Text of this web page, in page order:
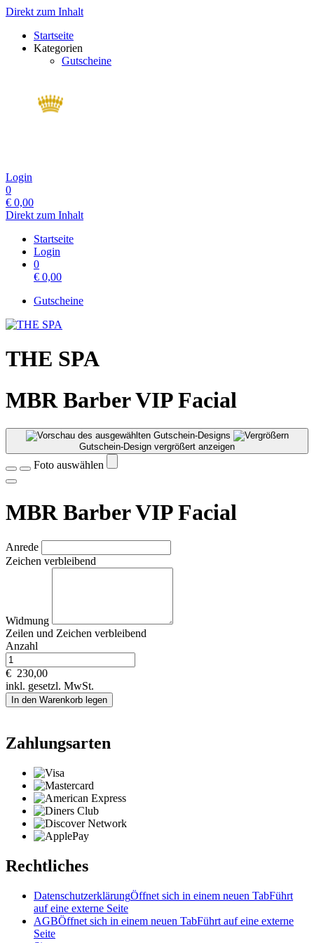
Direkt zum Inhalt
Startseite
Kategorien
Gutscheine
Login
0
€ 0,00
Direkt zum Inhalt
Startseite
Login
0
€ 0,00
Gutscheine
THE SPA
MBR Barber VIP Facial
Gutschein-Design vergrößert anzeigen
Foto auswählen
MBR Barber VIP Facial
Anrede
Zeichen verbleibend
Widmung
Zeilen und Zeichen verbleibend
Anzahl
€ 230,00
inkl. gesetzl. MwSt.
In den Warenkorb legen
Zahlungsarten
Rechtliches
DatenschutzerklärungÖffnet sich in einem neuen TabFührt
auf eine externe Seite
AGBÖffnet sich in einem neuen TabFührt auf eine externe
Seite